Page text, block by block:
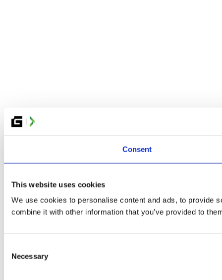
Consent
This website uses cookies
We use cookies to personalise content and ads, to provide
combine it with other information that you’ve provided to
Selection
Necessary